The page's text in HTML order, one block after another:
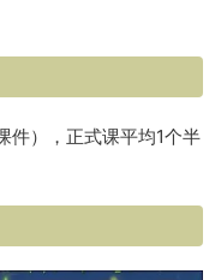
件），正式课平均1个半